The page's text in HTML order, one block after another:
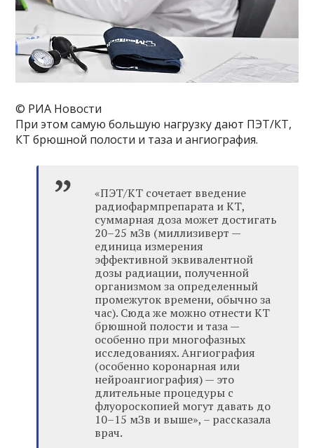
© РИА Новости
При этом самую большую нагрузку дают ПЭТ/КТ,
КТ брюшной полости и таза и ангиография.
«ПЭТ/КТ сочетает введение
радиофармпрепарата и КТ,
суммарная доза может достигать
20–25 мЗв (миллизиверт —
единица измерения
эффективной эквивалентной
дозы радиации, полученной
организмом за определенный
промежуток времени, обычно за
час). Сюда же можно отнести КТ
брюшной полости и таза —
особенно при многофазных
исследованиях. Ангиография
(особенно коронарная или
нейроангиография) — это
длительные процедуры с
флуороскопией могут давать до
10–15 мЗв и выше», – рассказала
врач.